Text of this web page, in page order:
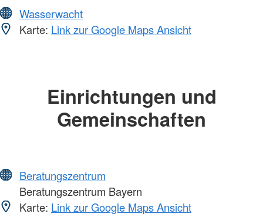
Wasserwacht
Karte: Link zur Google Maps Ansicht
Einrichtungen und
Gemeinschaften
Beratungszentrum
Beratungszentrum Bayern
Karte: Link zur Google Maps Ansicht